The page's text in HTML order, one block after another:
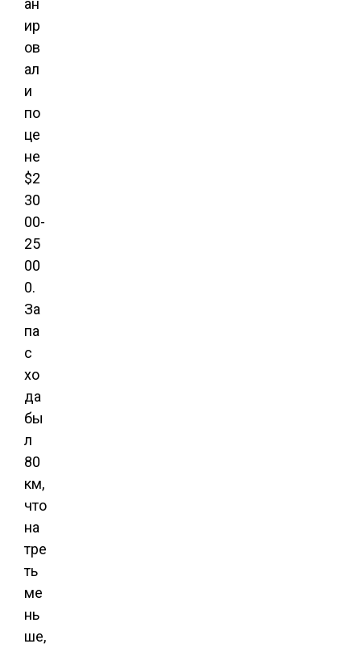
ан
ир
ов
ал
и
по
це
не
$2
30
00-
25
00
0.
За
па
с
хо
да
бы
л
80
км,
что
на
тре
ть
ме
нь
ше,